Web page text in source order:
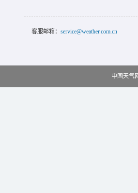
客服邮箱： service@weather.com.cn
中国天